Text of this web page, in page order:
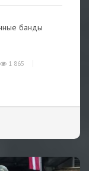
банды
1 865